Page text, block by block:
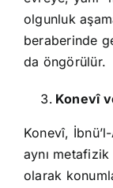
olgunluk
beraberinde
da öngörülür.
Konevî
Konevî,
aynı
olarak